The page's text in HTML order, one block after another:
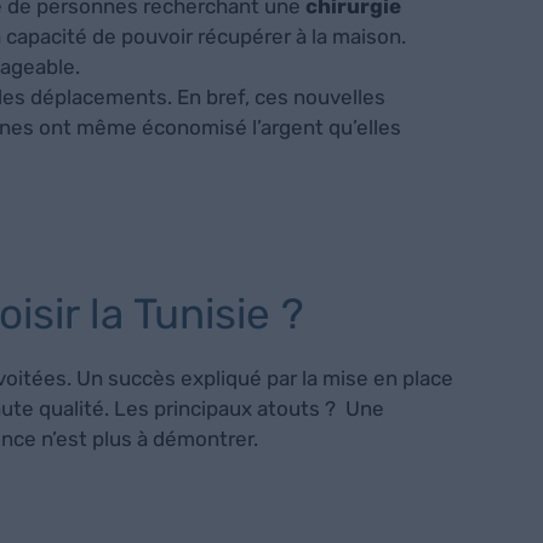
de personnes recherchant une chirurgie
de pouvoir récupérer à la maison.
déplacements. En bref, ces nouvelles
ont même économisé l’argent qu’elles
la Tunisie ?
Un succès expliqué par la mise en place
qualité. Les principaux atouts ? Une
n’est plus à démontrer.